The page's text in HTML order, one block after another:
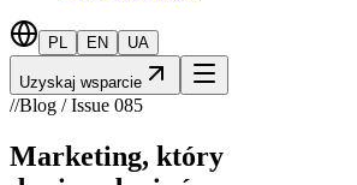
PL EN UA
Uzyskaj wsparcie
//Blog / Issue 085
Marketing, który